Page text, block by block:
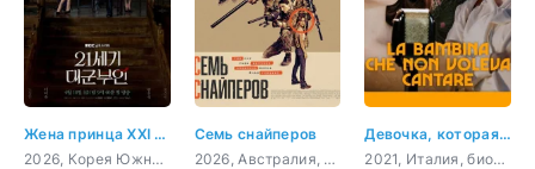
Жена принца XXI века
2026, Корея Южная, мелодрама
Семь снайперов
2026, Австралия, боевик, триллер
Девочка, которая не хотела петь
2021, Италия, биография